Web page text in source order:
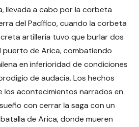
llevada a cabo por la corbeta
del Pacífico, cuando la corbeta
artillería tuvo que burlar dos
puerto de Arica, combatiendo
en inferioridad de condiciones
de audacia. Los hechos
los acontecimientos narrados en
con cerrar la saga con un
de Arica, donde mueren